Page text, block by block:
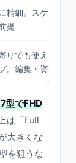
精細。スケーリン
提
りでも使える広大
。編集・資料並べ
型でFHD
は「Full
大きくな
を狙うな